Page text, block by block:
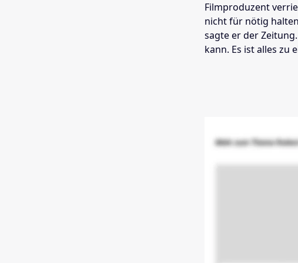
Filmproduzent
nicht für nötig
sagte er der
kann. Es ist alles zu